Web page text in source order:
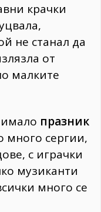
крачки
не станал да
от
малките
празник
много сергии,
с играчки
музиканти
много се